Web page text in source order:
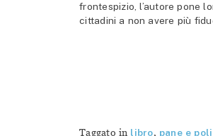
frontespizio, l’autore pone
cittadini a non avere più
Taggato in libro, pane e